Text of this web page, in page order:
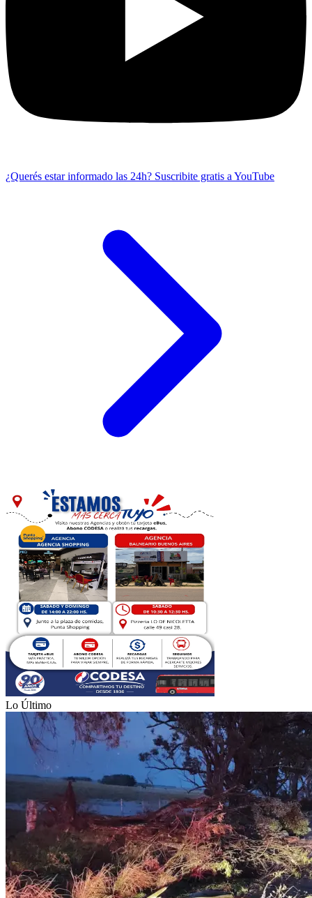
¿Querés estar informado las 24h? Suscribite gratis a YouTube
Lo Último